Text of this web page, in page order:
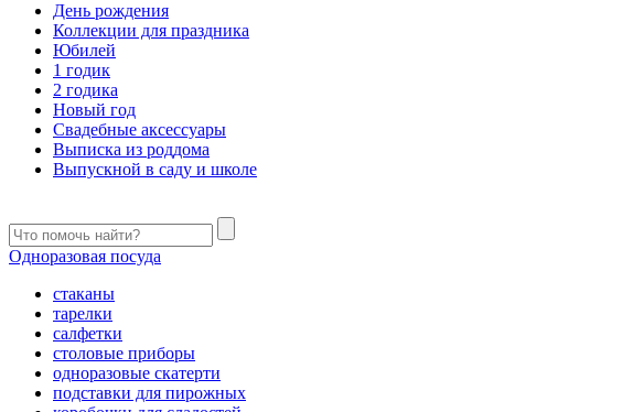
День рождения
Коллекции для праздника
Юбилей
1 годик
2 годика
Новый год
Свадебные аксессуары
Выписка из роддома
Выпускной в саду и школе
Одноразовая посуда
стаканы
тарелки
салфетки
столовые приборы
одноразовые скатерти
подставки для пирожных